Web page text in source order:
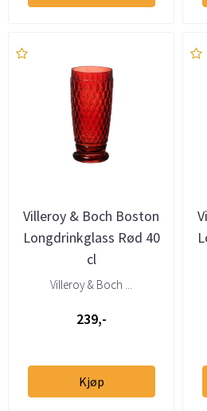
Villeroy & Boch Boston
Longdrinkglass Rød 40
cl
Villeroy & Boch ...
239,-
Kjøp